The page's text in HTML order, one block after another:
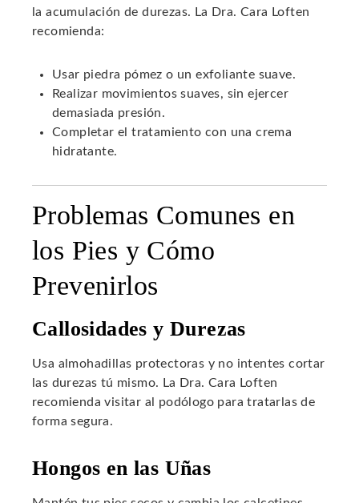
la acumulación de durezas. La Dra. Cara Loften
recomienda:
Usar piedra pómez o un exfoliante suave.
Realizar movimientos suaves, sin ejercer
demasiada presión.
Completar el tratamiento con una crema
hidratante.
Problemas Comunes en
los Pies y Cómo
Prevenirlos
Callosidades y Durezas
Usa almohadillas protectoras y no intentes cortar
las durezas tú mismo. La Dra. Cara Loften
recomienda visitar al podólogo para tratarlas de
forma segura.
Hongos en las Uñas